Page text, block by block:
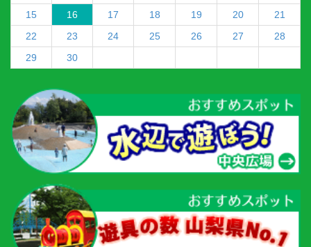
15 16 17 18 19 20
21
22
23 24 25 26 27
28
29
30